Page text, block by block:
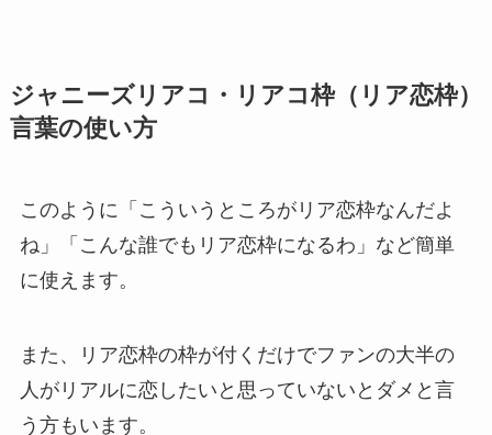
ジャニーズリアコ・リアコ枠（リア恋枠）
言葉の使い方
このように「こういうところがリア恋枠なんだよ
ね」「こんな誰でもリア恋枠になるわ」など簡単
に使えます。
また、リア恋枠の枠が付くだけでファンの大半の
人がリアルに恋したいと思っていないとダメと言
う方もいます。